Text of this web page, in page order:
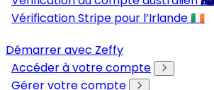
Vérification Stripe pour l’Irlande 🇮🇪
Démarrer avec Zeffy
Accéder à votre compte
Gérer votre compte